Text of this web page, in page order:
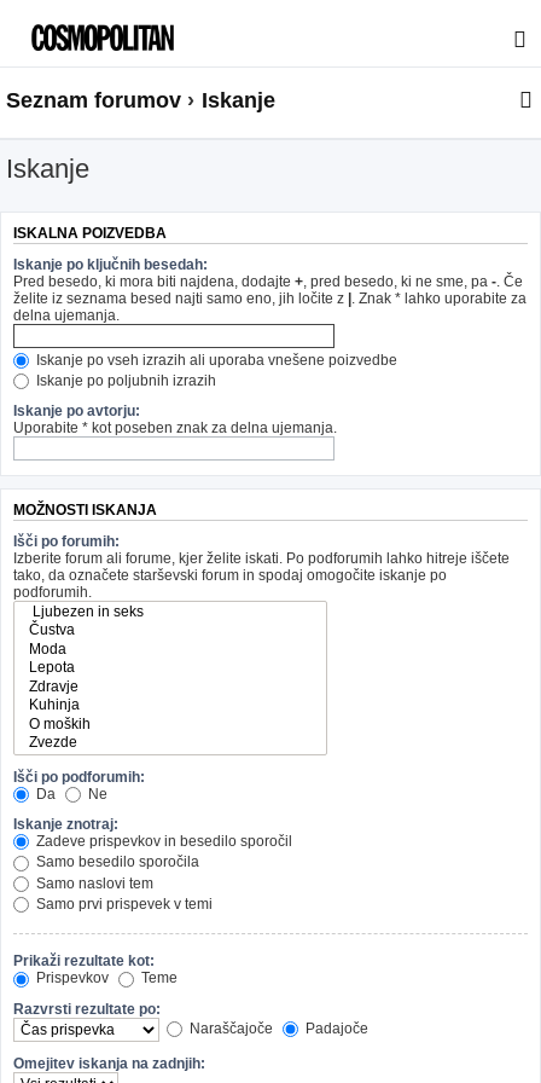
Seznam forumov Iskanje
Iskanje
ISKALNA POIZVEDBA
Iskanje po ključnih besedah:
Pred besedo, ki mora biti najdena, dodajte + , pred besedo, ki ne sme, pa - . Če
želite iz seznama besed najti samo eno, jih ločite z | . Znak * lahko uporabite za
delna ujemanja.
Iskanje po vseh izrazih ali uporaba vnešene poizvedbe
Iskanje po poljubnih izrazih
Iskanje po avtorju:
Uporabite * kot poseben znak za delna ujemanja.
MOŽNOSTI ISKANJA
Išči po forumih:
Izberite forum ali forume, kjer želite iskati. Po podforumih lahko hitreje iščete
tako, da označete starševski forum in spodaj omogočite iskanje po
podforumih.
Išči po podforumih:
Da
Ne
Iskanje znotraj:
Zadeve prispevkov in besedilo sporočil
Samo besedilo sporočila
Samo naslovi tem
Samo prvi prispevek v temi
Prikaži rezultate kot:
Prispevkov
Teme
Razvrsti rezultate po:
Naraščajoče
Padajoče
Omejitev iskanja na zadnjih: